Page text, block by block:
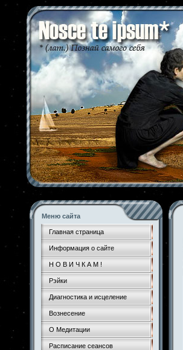
Меню сайта
Главная страница
Информация о сайте
Н О В И Ч К А М !
Рэйки
Диагностика и исцеление
Вознесение
О Медитации
Расписание сеансов